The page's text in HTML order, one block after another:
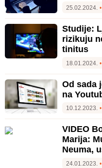
25.02.2024. •
Studije:
rizikuju
tinitus
18.01.2024. •
Od sada
na
10.12.2023. •
VIDEO
Marija:
Neuma,
24.01.2023. •